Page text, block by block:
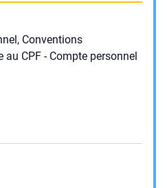
Conventions
CPF - Compte personnel